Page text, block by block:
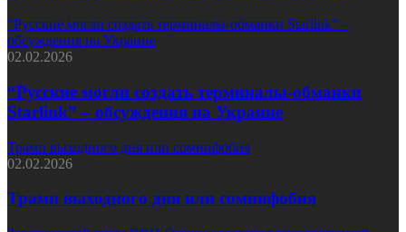
“Русские могли создать терминалы-обманки Starlink” –
обсуждения на Украине
02.02.2026
“Русские могли создать терминалы-обманки
Starlink” – обсуждения на Украине
Трамп выходного дня или сомнифобия
02.02.2026
Трамп выходного дня или сомнифобия